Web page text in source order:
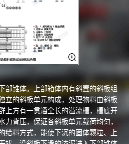
部锥体。上部箱体内有斜置的斜板组
立的斜板单元构成，处理物料由斜板
上方有一贯通全长的溢流槽，槽底开
背压，保证各斜板单元载荷均匀，
给料方式，能使下沉的固体颗粒、上